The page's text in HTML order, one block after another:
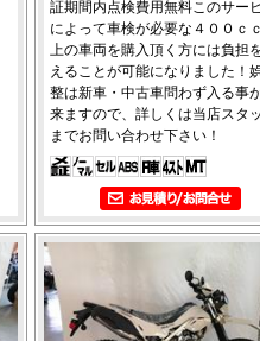
証期間内点検費用無料このサー
によって車検が必要な４００ｃ
上の車両を購入頂く方には負担
えることが可能になりました！
整は新車・中古車問わず入る事
来ますので、詳しくは当店スタ
までお問い合わせ下さい！